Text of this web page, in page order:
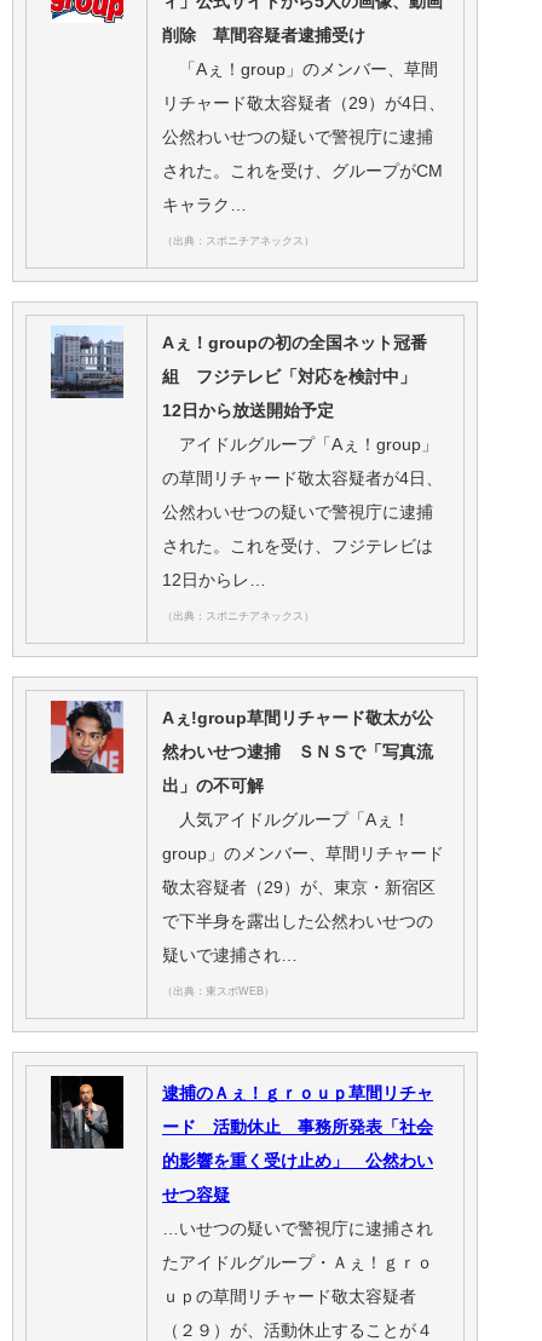
削除 草間容疑者逮捕受け
「Aぇ！group」のメンバー、草間
リチャード敬太容疑者（29）が4日、
公然わいせつの疑いで警視庁に逮捕
された。これを受け、グループがCM
キャラク…
（出典：スポニチアネックス）
Aぇ！groupの初の全国ネット冠番
組 フジテレビ「対応を検討中」
12日から放送開始予定
アイドルグループ「Aぇ！group」
の草間リチャード敬太容疑者が4日、
公然わいせつの疑いで警視庁に逮捕
された。これを受け、フジテレビは
12日からレ…
（出典：スポニチアネックス）
Aぇ!group草間リチャード敬太が公
然わいせつ逮捕 ＳＮＳで「写真流
出」の不可解
人気アイドルグループ「Aぇ！
group」のメンバー、草間リチャード
敬太容疑者（29）が、東京・新宿区
で下半身を露出した公然わいせつの
疑いで逮捕され…
（出典：東スポWEB）
逮捕のＡぇ！ｇｒｏｕｐ草間リチャ
ード 活動休止 事務所発表「社会
的影響を重く受け止め」 公然わい
せつ容疑
…いせつの疑いで警視庁に逮捕され
たアイドルグループ・Ａぇ！ｇｒｏ
ｕｐの草間リチャード敬太容疑者
（２９）が、活動休止することが４